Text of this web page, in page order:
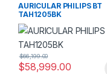
AURICULAR PHILIPS BT
TAH1205BK
$58,999.00
$66,199.00